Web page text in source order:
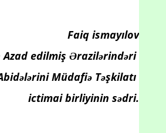
Faiq ismayılov
Azad edilmiş Ərazilərindəri
Müdafiə Təşkilatı
ictimai birliyinin sədri.